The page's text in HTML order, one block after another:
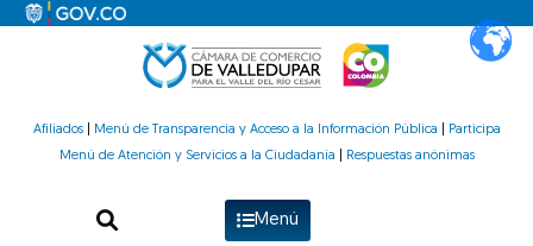
Afiliados| Menú de Transparencia y Acceso a la Información Pública
Participa
Menú de Atención y Servicios a la Ciudadanía
Respuestas anónimas
Menú